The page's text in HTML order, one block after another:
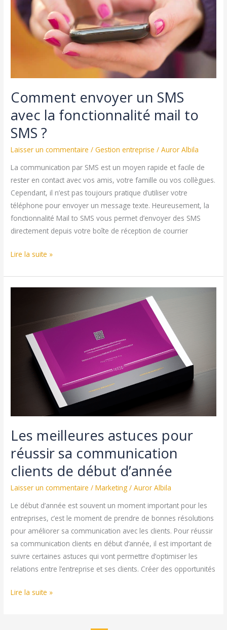
jour
un
Extrait
Comment envoyer un SMS
avec la fonctionnalité mail to
SMS ?
Laisser un commentaire /Gestion entreprise /Auror Albila
La communication par SMS est un moyen rapide et facile de
rester en contact avec vos amis, votre famille ou vos collègues.
Cependant, il n’est pas toujours pratique d’utiliser votre
téléphone pour envoyer un message texte. Heureusement, la
fonctionnalité Mail to SMS vous permet d’envoyer des SMS
directement depuis votre boîte de réception de courrier
Comment
un
fonctionnalité
Lire la suite »
Les meilleures astuces pour
réussir sa communication
clients de début d’année
Laisser un commentaire /Marketing /Auror Albila
Le début d’année est souvent un moment important pour les
entreprises, c’est le moment de prendre de bonnes résolutions
pour améliorer sa communication avec les clients. Pour réussir
sa communication clients en début d’année, il est important de
suivre certaines astuces qui vont permettre d’optimiser les
relations entre l’entreprise et ses clients. Créer des opportunités
Les
Lire la suite »